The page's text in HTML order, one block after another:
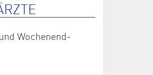
Wochenend-